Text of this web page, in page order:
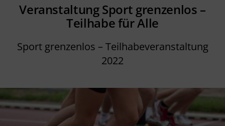
Veranstaltung Sport grenzenlos –
Teilhabe für Alle
Sport grenzenlos – Teilhabeveranstaltung
2022